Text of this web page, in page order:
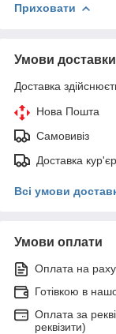
Приховати
Умови доставки
Доставка
Нова Пошта
Самовивіз
Доставка
Всі умови
Умови оплати
Оплата на
Готівкою в
Оплата за
реквізити)